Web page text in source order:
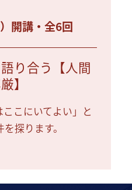
開講・全6回
り合う【人間
】
こにいてよい」と
探ります。